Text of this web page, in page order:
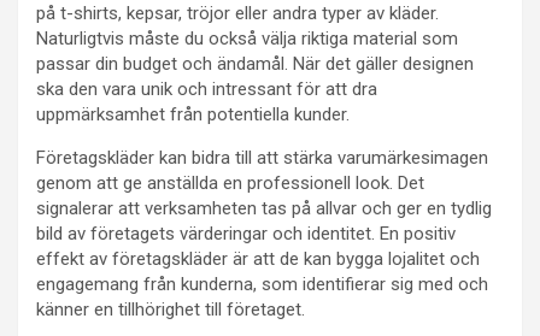
på t-shirts, kepsar, tröjor eller andra typer av kläder.
Naturligtvis måste du också välja riktiga material som
passar din budget och ändamål. När det gäller designen
ska den vara unik och intressant för att dra
uppmärksamhet från potentiella kunder.
Företagskläder kan bidra till att stärka varumärkesimagen
genom att ge anställda en professionell look. Det
signalerar att verksamheten tas på allvar och ger en tydlig
bild av företagets värderingar och identitet. En positiv
effekt av företagskläder är att de kan bygga lojalitet och
engagemang från kunderna, som identifierar sig med och
känner en tillhörighet till företaget.